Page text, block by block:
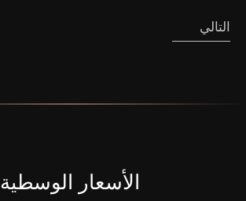
التالي
الأسعار الوسطية